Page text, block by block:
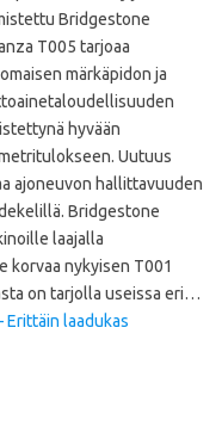
Bridgestone
T005 tarjoaa
märkäpidon ja
hyvään
Uutuus
ajoneuvon hallittavuuden
Bridgestone
laajalla
korvaa nykyisen T001
on tarjolla useissa eri…
Erittäin laadukas